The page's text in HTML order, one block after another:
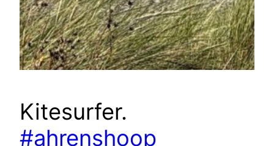
Kitesurfer.
#ahrenshoop